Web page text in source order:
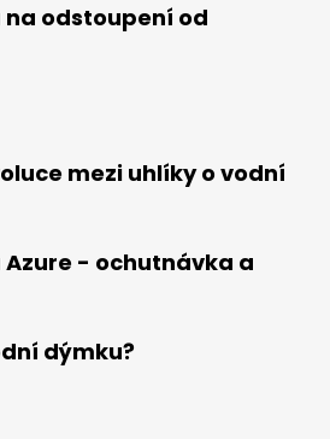
odstoupení od
mezi uhlíky o vodní
- ochutnávka a
dýmku?